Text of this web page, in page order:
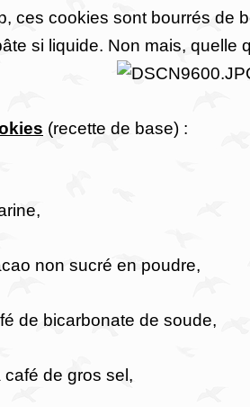
ces cookies sont bourrés de
si liquide. Non mais, quelle
(recette de base) :
non sucré en poudre,
de bicarbonate de soude,
café de gros sel,